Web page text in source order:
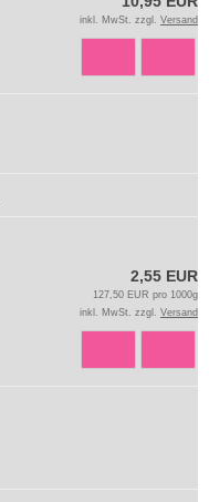
inkl. MwSt. zzgl. Versand
2,55 EUR
127,50 EUR pro 1000g
inkl. MwSt. zzgl. Versand